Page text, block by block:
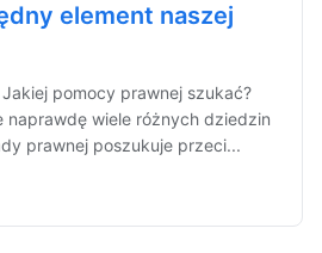
element naszej
pomocy prawnej szukać?
naprawdę wiele różnych dziedzin
prawnej poszukuje przeci...